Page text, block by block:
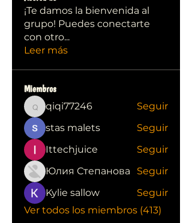
¡Te damos la bienvenida al
grupo! Puedes conectarte
con otro...
Leer más
Miembros
qiqi77246
qiqi77246
Seguir
stas malets
Seguir
Ittechjuice
Seguir
Юлия Степанова
Seguir
Kylie sallow
Seguir
Ver todos los miembros (413)